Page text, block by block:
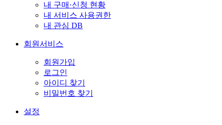
내 구매·신청 현황
내 서비스 사용권한
내 관심 DB
회원서비스
회원가입
로그인
아이디 찾기
비밀번호 찾기
설정